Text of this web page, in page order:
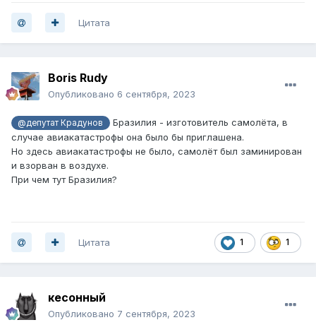
Цитата
Boris Rudy
Опубликовано 6 сентября, 2023
@депутат Крадунов
Бразилия - изготовитель самолёта, в
случае авиакатастрофы она было бы приглашена.
Но здесь авиакатастрофы не было, самолёт был заминирован
и взорван в воздухе.
При чем тут Бразилия?
1 1
Цитата
кесонный
Опубликовано 7 сентября, 2023